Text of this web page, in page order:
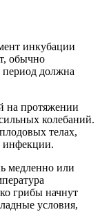
инкубации
обычно
период должна
на протяжении
колебаний.
телах,
инфекции.
медленно или
грибы начнут
условия,